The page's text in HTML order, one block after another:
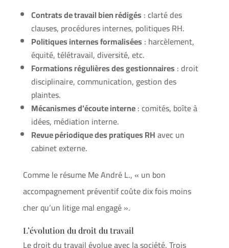
Contrats de travail bien rédigés : clarté des
clauses, procédures internes, politiques RH.
Politiques internes formalisées : harcèlement,
équité, télétravail, diversité, etc.
Formations régulières des gestionnaires : droit
disciplinaire, communication, gestion des
plaintes.
Mécanismes d’écoute interne: comités, boîte à
idées, médiation interne.
Revue périodique des pratiques RHavec un
cabinet externe.
Comme le résume Me André L., « un bon
accompagnement préventif coûte dix fois moins
cher qu’un litige mal engagé ».
L’évolution du droit du travail
Le droit du travail évolue avec la société. Trois